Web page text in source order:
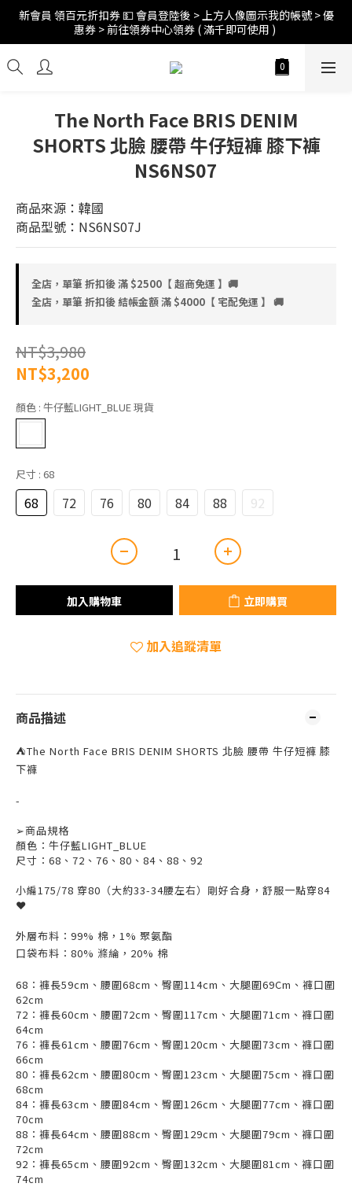
訂單折扣後滿$2500超商免運;$4000宅配免運 🚚
新會員 領百元折扣券 💵 會員登陸後 > 上方人像圖示我的帳號 > 優
惠券 > 前往領券中心領券 ( 滿千即可使用 )
訂單折扣後滿$2500超商免運;$4000宅配免運 🚚
The North Face BRIS DENIM
SHORTS 北臉 腰帶 牛仔短褲 膝下褲
NS6NS07
商品來源：韓國
商品型號：NS6NS07J
全店，單筆 折扣後 滿 $2500【 超商免運 】🚚
全店，單筆 折扣後 結帳金額 滿 $4000【 宅配免運 】 🚚
NT$3,980
NT$3,200
顏色 : 牛仔藍LIGHT_BLUE 現貨
尺寸 : 68
68 72 76 80 84 88 92
加入購物車 立即購買
加入追蹤清單
商品描述
⛺︎The North Face BRIS DENIM SHORTS 北臉 腰帶 牛仔短褲 膝
下褲
-
➢商品規格
顏色：牛仔藍LIGHT_BLUE
尺寸：68、72、76、80、84、88、92
小編175/78 穿80（大約33-34腰左右）剛好合身，舒服一點穿84
❤️
外層布料：99% 棉，1% 聚氨酯
口袋布料：80% 滌綸，20% 棉
68：褲長59cm、腰圍68cm、臀圍114cm、大腿圍69Cm、褲口圍
62cm
72：褲長60cm、腰圍72cm、臀圍117cm、大腿圍71cm、褲口圍
64cm
76：褲長61cm、腰圍76cm、臀圍120cm、大腿圍73cm、褲口圍
66cm
80：褲長62cm、腰圍80cm、臀圍123cm、大腿圍75cm、褲口圍
68cm
84：褲長63cm、腰圍84cm、臀圍126cm、大腿圍77cm、褲口圍
70cm
88：褲長64cm、腰圍88cm、臀圍129cm、大腿圍79cm、褲口圍
72cm
92：褲長65cm、腰圍92cm、臀圍132cm、大腿圍81cm、褲口圍
74cm